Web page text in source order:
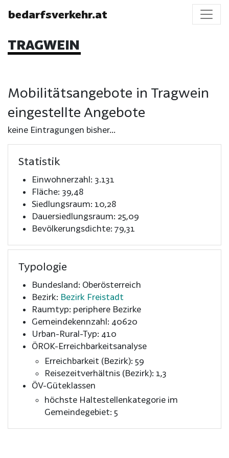
bedarfsverkehr.at
TRAGWEIN
Mobilitätsangebote in Tragwein
eingestellte Angebote
keine Eintragungen bisher...
Statistik
Einwohnerzahl: 3.131
Fläche: 39,48
Siedlungsraum: 10,28
Dauersiedlungsraum: 25,09
Bevölkerungsdichte: 79,31
Typologie
Bundesland: Oberösterreich
Bezirk: Bezirk Freistadt
Raumtyp: periphere Bezirke
Gemeindekennzahl: 40620
Urban-Rural-Typ: 410
ÖROK-Erreichbarkeitsanalyse
Erreichbarkeit (Bezirk): 59
Reisezeitverhältnis (Bezirk): 1,3
ÖV-Güteklassen
höchste Haltestellenkategorie im
Gemeindegebiet: 5